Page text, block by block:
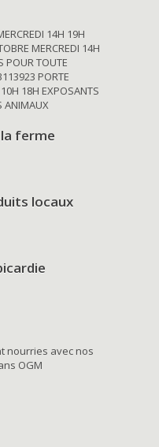
14H 19H
MERCREDI 14H
POUR TOUTE
PORTE
18H EXPOSANTS
ANIMAUX
ferme
locaux
nourries avec nos
OGM